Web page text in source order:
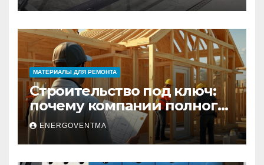
МАТЕРИАЛЫ ДЛЯ РЕМОНТА
Строительство под ключ:
почему компании полного
цикла меняют рынок
недвижимости
ENERGOVENTMA